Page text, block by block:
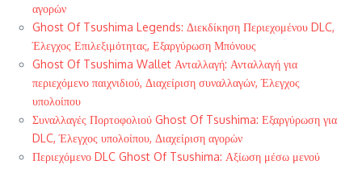
αγορών
Ghost Of Tsushima Legends: Διεκδίκηση Περιεχομένου DLC,
Έλεγχος Επιλεξιμότητας, Εξαργύρωση Μπόνους
Ghost Of Tsushima Wallet Ανταλλαγή: Ανταλλαγή για
περιεχόμενο παιχνιδιού, Διαχείριση συναλλαγών, Έλεγχος
υπολοίπου
Συναλλαγές Πορτοφολιού Ghost Of Tsushima: Εξαργύρωση για
DLC, Έλεγχος υπολοίπου, Διαχείριση αγορών
Περιεχόμενο DLC Ghost Of Tsushima: Αξίωση μέσω μενού